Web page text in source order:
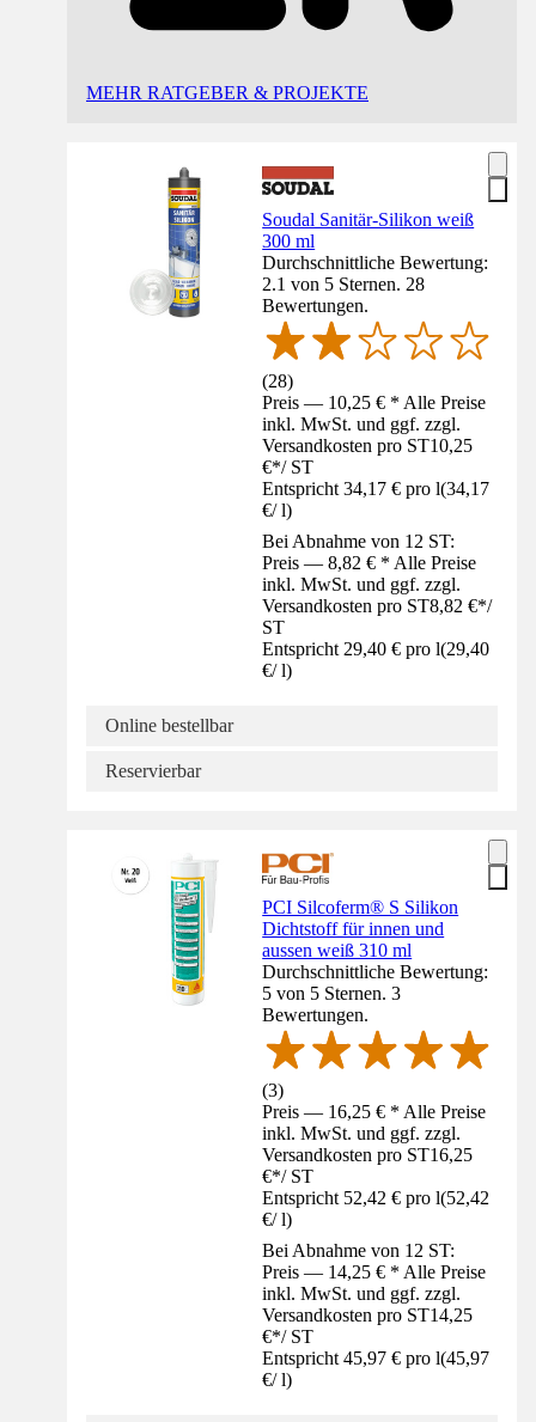
MEHR RATGEBER & PROJEKTE
Soudal Sanitär-Silikon weiß
300 ml
Durchschnittliche Bewertung:
2.1 von 5 Sternen. 28
Bewertungen.
(28)
Preis — 10,25 € * Alle Preise
inkl. MwSt. und ggf. zzgl.
Versandkosten pro ST10,25
€*/ ST
Entspricht 34,17 € pro l(34,17
€/ l)
Bei Abnahme von 12 ST:
Preis — 8,82 € * Alle Preise
inkl. MwSt. und ggf. zzgl.
Versandkosten pro ST8,82 €*/
ST
Entspricht 29,40 € pro l(29,40
€/ l)
Online bestellbar
Reservierbar
PCI Silcoferm® S Silikon
Dichtstoff für innen und
aussen weiß 310 ml
Durchschnittliche Bewertung:
5 von 5 Sternen. 3
Bewertungen.
(3)
Preis — 16,25 € * Alle Preise
inkl. MwSt. und ggf. zzgl.
Versandkosten pro ST16,25
€*/ ST
Entspricht 52,42 € pro l(52,42
€/ l)
Bei Abnahme von 12 ST:
Preis — 14,25 € * Alle Preise
inkl. MwSt. und ggf. zzgl.
Versandkosten pro ST14,25
€*/ ST
Entspricht 45,97 € pro l(45,97
€/ l)